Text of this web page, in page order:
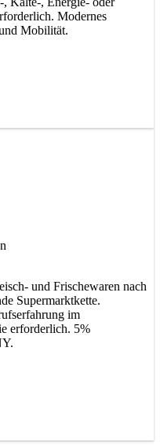
Modernes
Mobilität.
und Frischewaren nach
Supermarktkette.
im
erforderlich. 5%